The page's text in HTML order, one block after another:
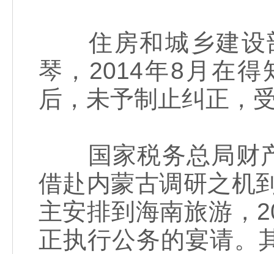
住房和城乡建设
琴，2014年8月在得
后，未予制止纠正，
国家税务总局财产
借赴内蒙古调研之机
主安排到海南旅游，
正执行公务的宴请。